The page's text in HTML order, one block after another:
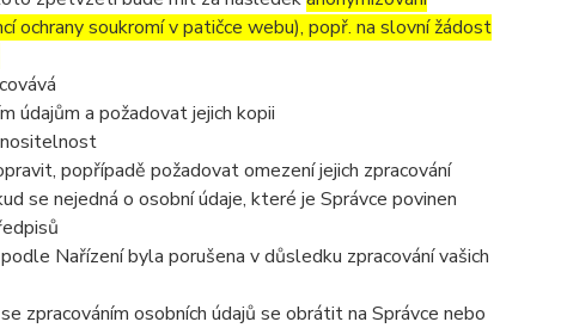
ochrany soukromí v patičce webu), popř. na slovní žádost
údajům a požadovat jejich kopii
popřípadě požadovat omezení jejich zpracování
se nejedná o osobní údaje, které je Správce povinen
Nařízení byla porušena v důsledku zpracování vašich
zpracováním osobních údajů se obrátit na Správce nebo